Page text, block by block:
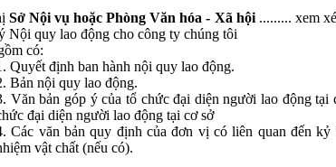
Sở Nội vụ hoặc Phòng Văn hóa - Xã hội......... xem
Nội quy lao động cho công ty chúng tôi
có:
Quyết định ban hành nội quy lao động.
Bản nội quy lao động.
Văn bản góp ý của tổ chức đại diện người lao động
đại diện người lao động tại cơ sở
Các văn bản quy định của đơn vị có liên quan đến kỷ
vật chất (nếu có).